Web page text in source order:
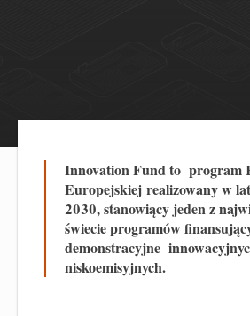
Innovation Fund to program
Europejskiej realizowany w
2030, stanowiący jeden z
świecie programów
demonstracyjne
niskoemisyjnych.